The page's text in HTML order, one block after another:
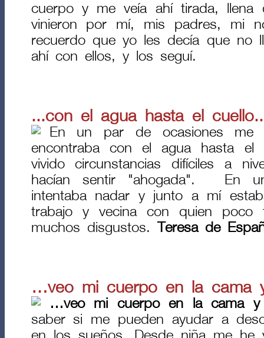
cuerpo y me veía ahí tirada, llena
vinieron por mí, mis padres, mi
recuerdo que yo les decía que no
ahí con ellos, y los seguí.
...con el agua hasta el
En un par de ocasiones me
encontraba con el agua hasta el
vivido circunstancias difíciles a
hacían sentir "ahogada". En
intentaba nadar y junto a mí
trabajo y vecina con quien poco
muchos disgustos.
Teresa de
…veo mi cuerpo en la cama
…veo mi cuerpo en la cama
saber si me pueden ayudar a